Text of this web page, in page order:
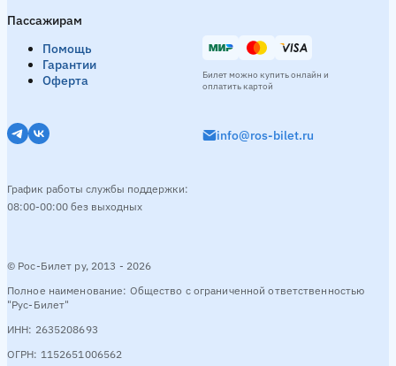
Пассажирам
Помощь
Гарантии
Оферта
© Рос-Билет ру, 2013 - 2026
Полное наименование: Общество с ограниченной ответственностью
"Рус-Билет"
ИНН: 2635208693
ОГРН: 1152651006562
info@ros-bilet.ru
График работы службы поддержки:
08:00-00:00 без выходных
Билет можно купить онлайн и
оплатить картой